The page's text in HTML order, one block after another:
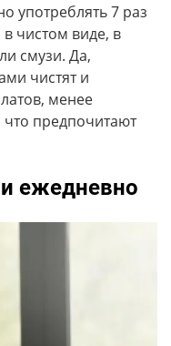
употреблять 7 раз
чистом виде, в
смузи. Да,
чистят и
менее
предпочитают
ежедневно